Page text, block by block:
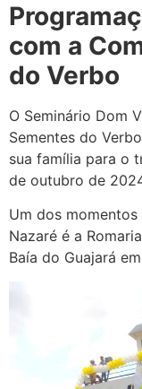
com a
do Verbo
O Seminário Dom
Sementes do
sua família para o
de outubro de
Um dos
Nazaré é a
Baía do Guajará